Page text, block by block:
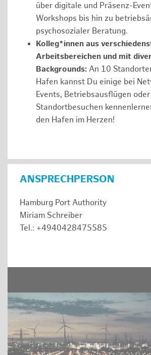
über digitale und Präsenz-
Workshops bis hin zu
psychosozialer Beratung.
Kolleg*innen aus
Arbeitsbereichen und mit
Backgrounds: An 10
Hafen kannst Du einige bei
Events, Betriebsausflügen oder
Standortbesuchen
den Hafen im Herzen!
ANSPRECHPERSON
Hamburg Port Authority
Miriam Schreiber
Tel.: +4940428475585